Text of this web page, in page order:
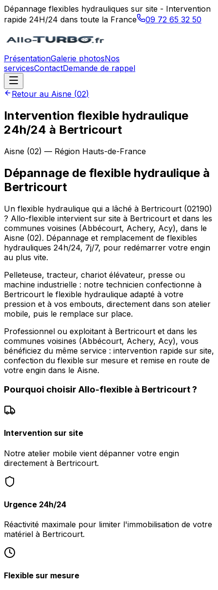
Dépannage flexibles hydrauliques sur site - Intervention
rapide 24H/24 dans toute la France
09 72 65 32 50
PrésentationGalerie photosNos
servicesContactDemande de rappel
Retour au Aisne (02)
Intervention flexible hydraulique
24h/24 à Bertricourt
Aisne (02) — Région Hauts-de-France
Dépannage de flexible hydraulique à
Bertricourt
Un flexible hydraulique qui a lâché à Bertricourt (02190)
? Allo-flexible intervient sur site à Bertricourt et dans les
communes voisines (Abbécourt, Achery, Acy), dans le
Aisne (02). Dépannage et remplacement de flexibles
hydrauliques 24h/24, 7j/7, pour redémarrer votre engin
au plus vite.
Pelleteuse, tracteur, chariot élévateur, presse ou
machine industrielle : notre technicien confectionne à
Bertricourt le flexible hydraulique adapté à votre
pression et à vos embouts, directement dans son atelier
mobile, puis le remplace sur place.
Professionnel ou exploitant à Bertricourt et dans les
communes voisines (Abbécourt, Achery, Acy), vous
bénéficiez du même service : intervention rapide sur site,
confection du flexible sur mesure et remise en route de
votre engin dans le Aisne.
Pourquoi choisir Allo-flexible à Bertricourt?
Intervention sur site
Notre atelier mobile vient dépanner votre engin
directement à Bertricourt.
Urgence 24h/24
Réactivité maximale pour limiter l'immobilisation de votre
matériel à Bertricourt.
Flexible sur mesure